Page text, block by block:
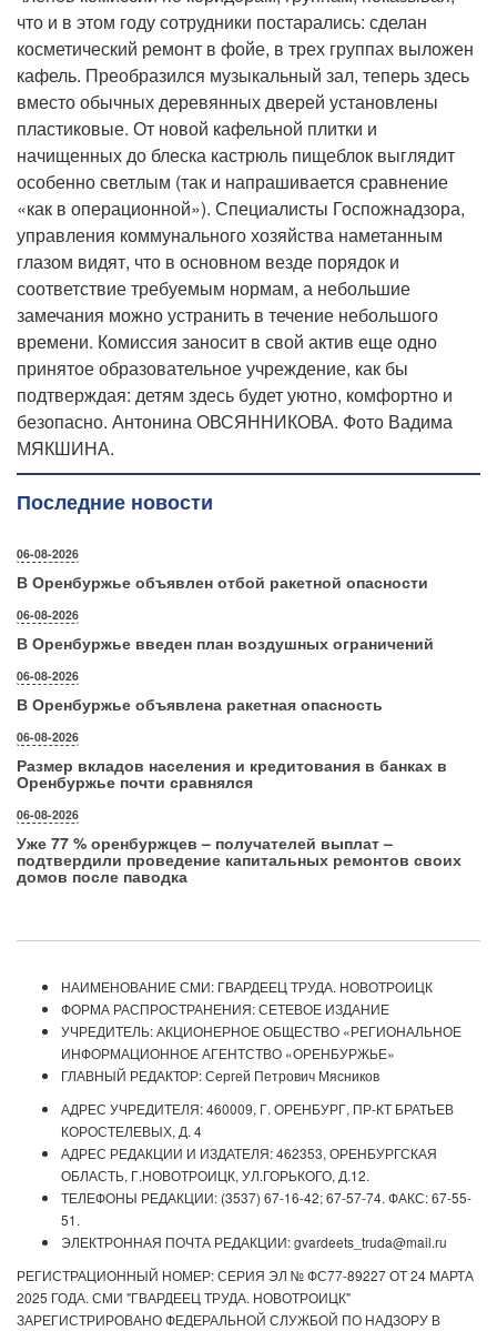
что и в этом году сотрудники постарались: сделан
косметический ремонт в фойе, в трех группах выложен
кафель. Преобразился музыкальный зал, теперь здесь
вместо обычных деревянных дверей установлены
пластиковые. От новой кафельной плитки и
начищенных до блеска кастрюль пищеблок выглядит
особенно светлым (так и напрашивается сравнение
«как в операционной»). Специалисты Госпожнадзора,
управления коммунального хозяйства наметанным
глазом видят, что в основном везде порядок и
соответствие требуемым нормам, а небольшие
замечания можно устранить в течение небольшого
времени. Комиссия заносит в свой актив еще одно
принятое образовательное учреждение, как бы
подтверждая: детям здесь будет уютно, комфортно и
безопасно. Антонина ОВСЯННИКОВА. Фото Вадима
МЯКШИНА.
Последние новости
06-08-2026
В Оренбуржье объявлен отбой ракетной опасности
06-08-2026
В Оренбуржье введен план воздушных ограничений
06-08-2026
В Оренбуржье объявлена ракетная опасность
06-08-2026
Размер вкладов населения и кредитования в банках в
Оренбуржье почти сравнялся
06-08-2026
Уже 77 % оренбуржцев – получателей выплат –
подтвердили проведение капитальных ремонтов своих
домов после паводка
НАИМЕНОВАНИЕ СМИ: ГВАРДЕЕЦ ТРУДА. НОВОТРОИЦК
ФОРМА РАСПРОСТРАНЕНИЯ: СЕТЕВОЕ ИЗДАНИЕ
УЧРЕДИТЕЛЬ: АКЦИОНЕРНОЕ ОБЩЕСТВО «РЕГИОНАЛЬНОЕ
ИНФОРМАЦИОННОЕ АГЕНТСТВО «ОРЕНБУРЖЬЕ»
ГЛАВНЫЙ РЕДАКТОР: Сергей Петрович Мясников
АДРЕС УЧРЕДИТЕЛЯ: 460009, Г. ОРЕНБУРГ, ПР-КТ БРАТЬЕВ
КОРОСТЕЛЕВЫХ, Д. 4
АДРЕС РЕДАКЦИИ И ИЗДАТЕЛЯ: 462353, ОРЕНБУРГСКАЯ
ОБЛАСТЬ, Г.НОВОТРОИЦК, УЛ.ГОРЬКОГО, Д.12.
ТЕЛЕФОНЫ РЕДАКЦИИ: (3537) 67-16-42; 67-57-74. ФАКС: 67-55-
51.
ЭЛЕКТРОННАЯ ПОЧТА РЕДАКЦИИ: gvardeets_truda@mail.ru
РЕГИСТРАЦИОННЫЙ НОМЕР: СЕРИЯ ЭЛ № ФС77-89227 ОТ 24 МАРТА
2025 ГОДА. СМИ "ГВАРДЕЕЦ ТРУДА. НОВОТРОИЦК"
ЗАРЕГИСТРИРОВАНО ФЕДЕРАЛЬНОЙ СЛУЖБОЙ ПО НАДЗОРУ В